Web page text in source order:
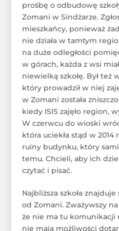
prośbę o odbudowę
Zomani w Sindżarze.
mieszkańcy, ponieważ
nie działa w tamtym
na duże odległości
w górach, każda z wsi
niewielką szkołę. Był też
który prowadził w niej
w Zomani została
kiedy ISIS zajęło region,
W czerwcu do wioski
która uciekła stąd w 2014
ruiny budynku, który
temu. Chcieli, aby ich
czytać i pisać.
Najbliższa szkoła
od Zomani. Zważywszy
że nie ma tu komunikacji
nie mają możliwości